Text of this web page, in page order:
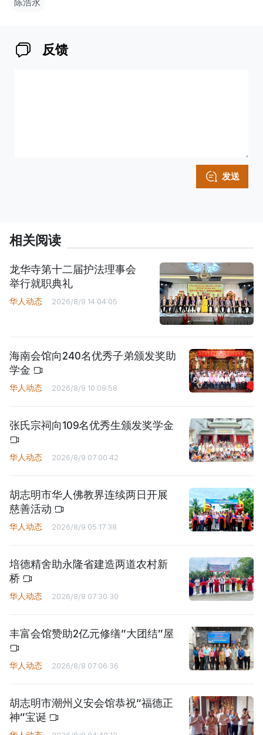
陈浩永
反馈
发送
相关阅读
龙华寺第十二届护法理事会
举行就职典礼
华人动态 2026/8/9 14:04:05
海南会馆向240名优秀子弟颁发奖助
学金
华人动态 2026/8/9 10:09:58
张氏宗祠向109名优秀生颁发奖学金
华人动态 2026/8/9 07:00:42
胡志明市华人佛教界连续两日开展
慈善活动
华人动态 2026/8/9 05:17:38
培德精舍助永隆省建造两道农村新
桥
华人动态 2026/8/8 07:30:30
丰富会馆赞助2亿元修缮“大团结”屋
华人动态 2026/8/8 07:06:36
胡志明市潮州义安会馆恭祝“福德正
神”宝诞